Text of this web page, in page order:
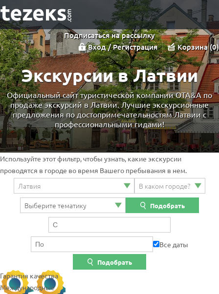
Подписаться на рассылку
Вход / Регистрация
Корзина 0
Экскурсии в Латвии
Официальный сайт туристической компании OTA&A по
продаже экскурсий в Латвии. Лучшие экскурсионные
предложения по достопримечательностям Латвии с
профессиональными гидами!
Используйте этот фильтр, чтобы узнать, какие экскурсии
проводятся в городе во время Вашего пребывания в нем.
Подобрать
Все даты
Подобрать
Гарантия качества
Международные